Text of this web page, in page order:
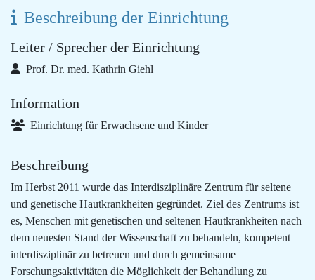
Beschreibung der Einrichtung
Leiter / Sprecher der Einrichtung
Prof. Dr. med. Kathrin Giehl
Information
Einrichtung für Erwachsene und Kinder
Beschreibung
Im Herbst 2011 wurde das Interdisziplinäre Zentrum für seltene
und genetische Hautkrankheiten gegründet. Ziel des Zentrums ist
es, Menschen mit genetischen und seltenen Hautkrankheiten nach
dem neuesten Stand der Wissenschaft zu behandeln, kompetent
interdisziplinär zu betreuen und durch gemeinsame
Forschungsaktivitäten die Möglichkeit der Behandlung zu